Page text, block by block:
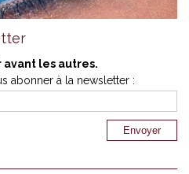
avant les autres.
abonner à la newsletter :